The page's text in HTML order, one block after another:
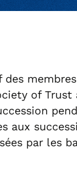
of
par les